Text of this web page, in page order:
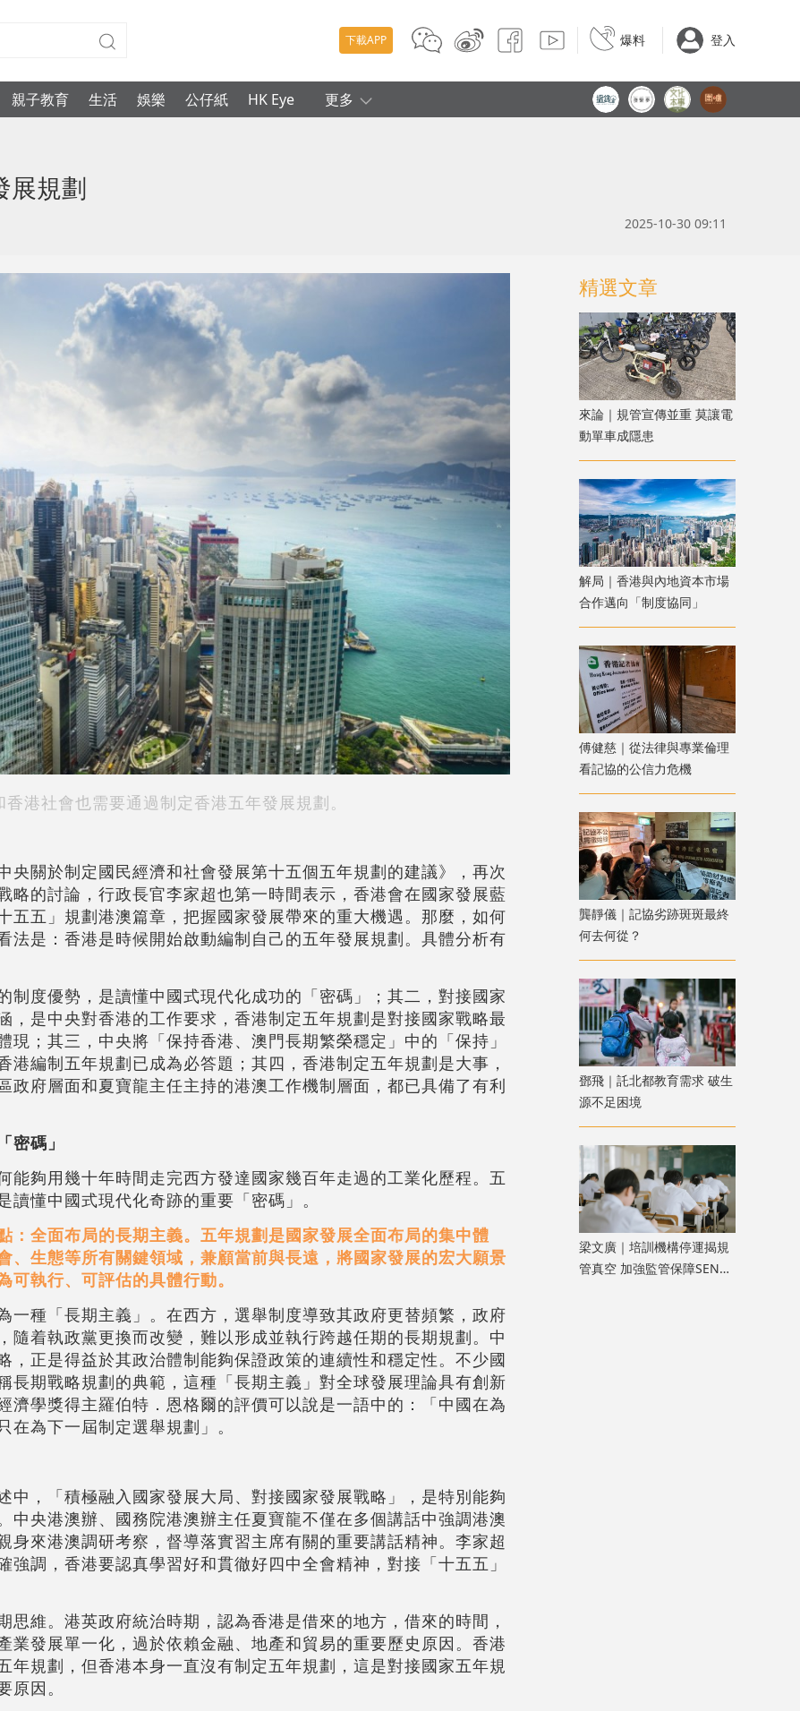
下載APP 爆料 登入
親子教育 生活 娛樂 公仔紙 HK Eye 更多
展規劃
2025-10-30 09:11
港社會也需要通過制定香港五年發展規劃。
央關於制定國民經濟和社會發展第十五個五年規劃的建議》，再次
略的討論，行政長官李家超也第一時間表示，香港會在國家發展藍
五五」規劃港澳篇章，把握國家發展帶來的重大機遇。那麼，如何
法是：香港是時候開始啟動編制自己的五年發展規劃。具體分析有
制度優勢，是讀懂中國式現代化成功的「密碼」；其二，對接國家
，是中央對香港的工作要求，香港制定五年規劃是對接國家戰略最
現；其三，中央將「保持香港、澳門長期繁榮穩定」中的「保持」
港編制五年規劃已成為必答題；其四，香港制定五年規劃是大事，
政府層面和夏寶龍主任主持的港澳工作機制層面，都已具備了有利
密碼」
能夠用幾十年時間走完西方發達國家幾百年走過的工業化歷程。五
懂中國式現代化奇跡的重要「密碼」。
：全面布局的長期主義。五年規劃是國家發展全面布局的集中體
、生態等所有關鍵領域，兼顧當前與長遠，將國家發展的宏大願景
執行、可評估的具體行動。
一種「長期主義」。在西方，選舉制度導致其政府更替頻繁，政府
隨着執政黨更換而改變，難以形成並執行跨越任期的長期規劃。中
，正是得益於其政治體制能夠保證政策的連續性和穩定性。不少國
長期戰略規劃的典範，這種「長期主義」對全球發展理論具有創新
濟學獎得主羅伯特．恩格爾的評價可以說是一語中的：「中國在為
為下一屆制定選舉規劃」。
中，「積極融入國家發展大局、對接國家發展戰略」，是特別能夠
中央港澳辦、國務院港澳辦主任夏寶龍不僅在多個講話中強調港澳
身來港澳調研考察，督導落實習主席有關的重要講話精神。李家超
強調，香港要認真學習好和貫徹好四中全會精神，對接「十五五」
思維。港英政府統治時期，認為香港是借來的地方，借來的時間，
業發展單一化，過於依賴金融、地產和貿易的重要歷史原因。香港
年規劃，但香港本身一直沒有制定五年規劃，這是對接國家五年規
因。
精選文章
來論｜規管宣傳並重 莫讓電
動單車成隱患
解局｜香港與內地資本市場
合作邁向「制度協同」
傅健慈｜從法律與專業倫理
看記協的公信力危機
龔靜儀｜記協劣跡斑斑最終
何去何從？
鄧飛｜託北都教育需求 破生
源不足困境
​梁文廣｜培訓機構停運揭規
管真空 加強監管保障SEN兒